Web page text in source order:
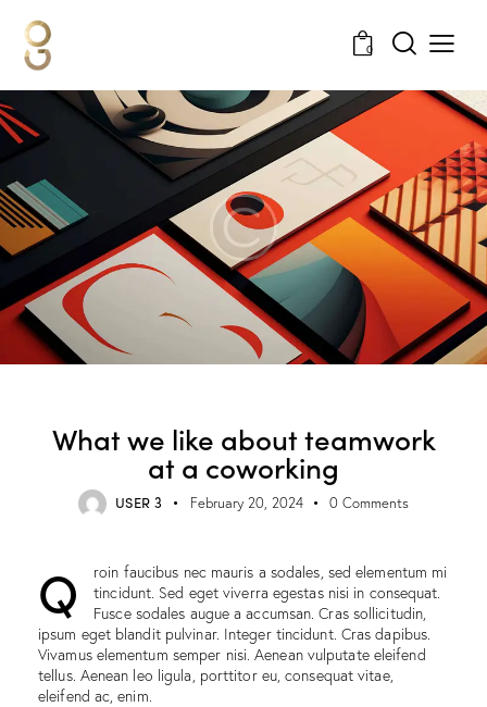
0
What we like about teamwork
at a coworking
USER 3 February 20, 2024 0 Comments
Q
roin faucibus nec mauris a sodales, sed elementum mi
tincidunt. Sed eget viverra egestas nisi in consequat.
Fusce sodales augue a accumsan. Cras sollicitudin,
ipsum eget blandit pulvinar. Integer tincidunt. Cras dapibus.
Vivamus elementum semper nisi. Aenean vulputate eleifend
tellus. Aenean leo ligula, porttitor eu, consequat vitae,
eleifend ac, enim.